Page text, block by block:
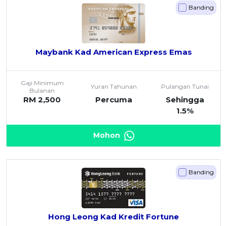
Banding
Maybank Kad American Express Emas
Gaji Minimum
Bulanan
RM 2,500
Yuran Tahunan
Percuma
Pulangan Tunai
Sehingga
1.5%
Mohon
Banding
Hong Leong Kad Kredit Fortune